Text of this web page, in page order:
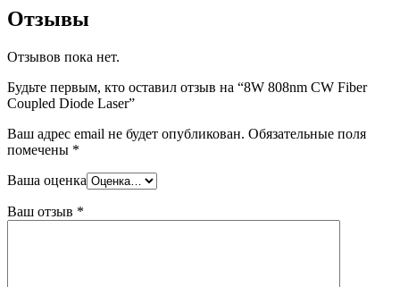
Отзывы
Отзывов пока нет.
Будьте первым, кто оставил отзыв на “8W 808nm CW Fiber
Coupled Diode Laser”
Ваш адрес email не будет опубликован. Обязательные поля
помечены *
Ваша оценка
Ваш отзыв *